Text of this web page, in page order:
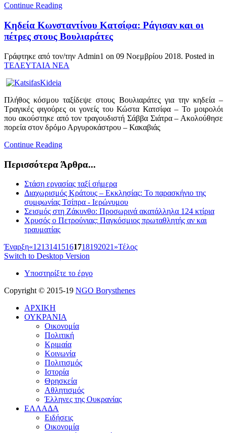
Continue Reading
Κηδεία Κωνσταντίνου Κατσίφα: Ράγισαν και οι
πέτρες στους Βουλιαράτες
Γράφτηκε από τον/την Admin1 on 09 Νοεμβρίου 2018. Posted in
ΤΕΛΕΥΤΑΙΑ ΝΕΑ
Πλήθος κόσμου ταξίδεψε στους Βουλιαράτες για την κηδεία –
Τραγικές φιγούρες οι γονείς του Κώστα Κατσίφα – Το μοιρολόι
που ακούστηκε από τον τραγουδιστή Σάββα Σιάτρα – Ακολούθησε
πορεία στον δρόμο Αργυροκάστρου – Κακαβιάς
Continue Reading
Περισσότερα Άρθρα...
Στάση εργασίας ταξί σήμερα
Διαχωρισμός Κράτους – Εκκλησίας: Το παρασκήνιο της
συμφωνίας Τσίπρα - Ιερώνυμου
Σεισμός στη Ζάκυνθο: Προσωρινά ακατάλληλα 124 κτίρια
Χρυσός ο Πετρούνιας: Παγκόσμιος πρωταθλητής αν και
τραυματίας
Έναρξη«12131415161718192021 »Τέλος
Switch to Desktop Version
Υποστηρίξτε το έργο
Copyright © 2015-19 NGO Borysthenes
ΑΡΧΙΚΗ
ΟΥΚΡΑΝΙΑ
Οικονομία
Πολιτική
Κριμαία
Κοινωνία
Πολιτισμός
Ιστορία
Θρησκεία
Αθλητισμός
Έλληνες της Ουκρανίας
ΕΛΛΑΔΑ
Ειδήσεις
Οικονομία